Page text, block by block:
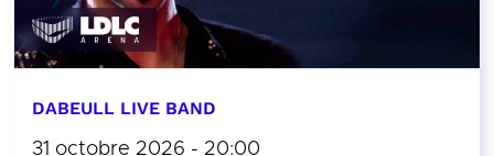
DABEULL LIVE BAND
31 octobre 2026 - 20:00